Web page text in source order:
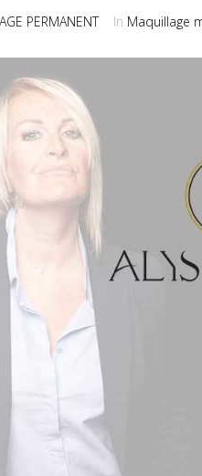
PERMANENT In Maquillage